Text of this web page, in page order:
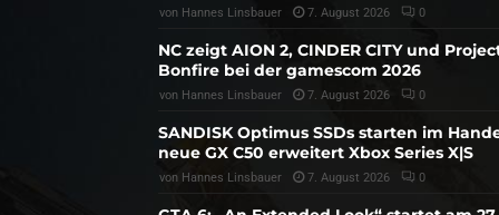
von Hannes Linsbauer 7. August 2026 0
NC zeigt AION 2, CINDER CITY und
Bonfire bei der gamescom 2026
von Hannes Linsbauer 7. August 2026 0
SANDISK Optimus SSDs starten im
neue GX C50 erweitert Xbox Series X|S
von Hannes Linsbauer 7. August 2026 0